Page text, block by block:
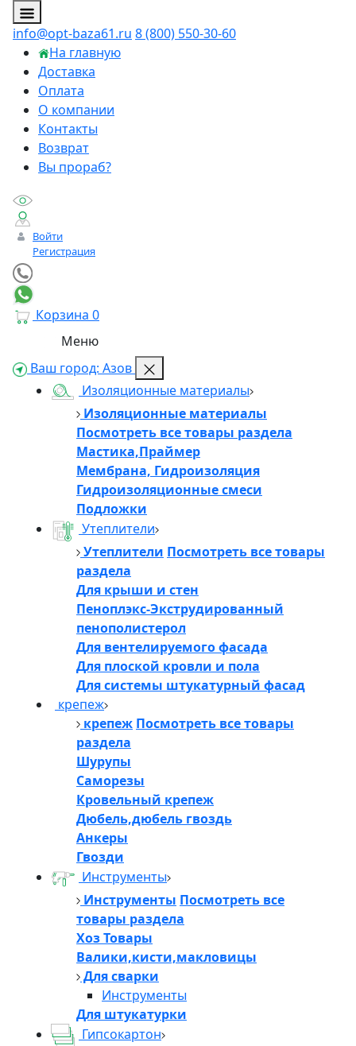
info@opt-baza61.ru 8 (800) 550-30-60
На главную
Доставка
Оплата
О компании
Контакты
Возврат
Вы прораб?
Войти
Регистрация
Корзина 0
Меню
Ваш город: Азов
Изоляционные материалы
Изоляционные материалы
Посмотреть все товары раздела
Мастика,Праймер
Мембрана, Гидроизоляция
Гидроизоляционные смеси
Подложки
Утеплители
Утеплители Посмотреть все товары
раздела
Для крыши и стен
Пеноплэкс-Экструдированный
пенополистерол
Для вентелируемого фасада
Для плоской кровли и пола
Для системы штукатурный фасад
крепеж
крепеж Посмотреть все товары
раздела
Шурупы
Саморезы
Кровельный крепеж
Дюбель,дюбель гвоздь
Анкеры
Гвозди
Инструменты
Инструменты Посмотреть все
товары раздела
Хоз Товары
Валики,кисти,макловицы
Для сварки
Инструменты
Для штукатурки
Гипсокартон